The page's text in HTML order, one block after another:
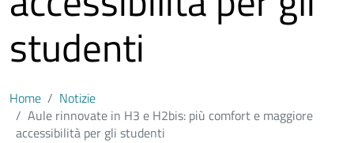
studenti
Home
Notizie
Aule rinnovate in H3 e H2bis: più comfort e maggiore
accessibilità per gli studenti